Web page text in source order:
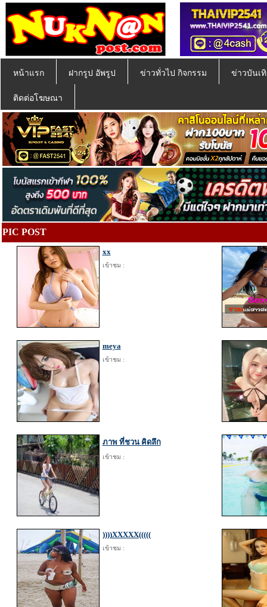
หน้าแรก ฝากรูป อัพรูป ข่าวทั่วไป กิจกรรม ข่าวบันเ
ติดต่อโฆษณา
PIC POST
xx
เข้าชม :
meya
เข้าชม :
ภาพ ที่ชวน คิดลึก
เข้าชม :
))))XXXXX(((((
เข้าชม :